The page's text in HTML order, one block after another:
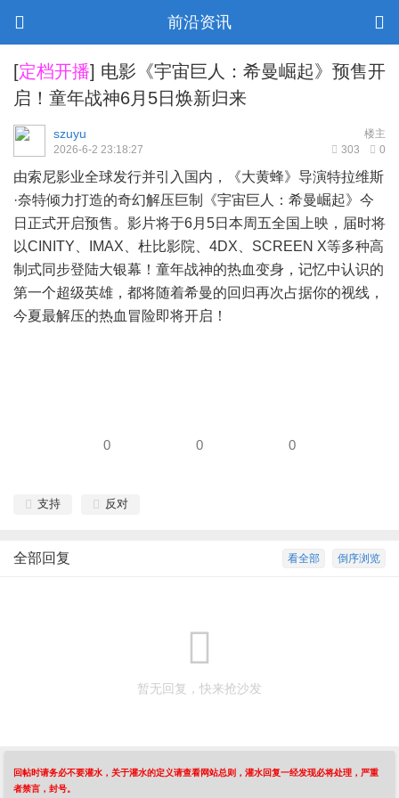
前沿资讯
[定档开播] 电影《宇宙巨人：希曼崛起》预售开
启！童年战神6月5日焕新归来
楼主
szuyu
303 0
2026-6-2 23:18:27
由索尼影业全球发行并引入国内，《大黄蜂》导演特拉维斯
·奈特倾力打造的奇幻解压巨制《宇宙巨人：希曼崛起》今
日正式开启预售。影片将于6月5日本周五全国上映，届时将
以CINITY、IMAX、杜比影院、4DX、SCREEN X等多种高
制式同步登陆大银幕！童年战神的热血变身，记忆中认识的
第一个超级英雄，都将随着希曼的回归再次占据你的视线，
今夏最解压的热血冒险即将开启！
0 0 0
支持 反对
倒序浏览
看全部
全部回复
暂无回复，快来抢沙发
回帖时请务必不要灌水，关于灌水的定义请查看网站总则，灌水回复一经发现必将处理，严重
者禁言，封号。